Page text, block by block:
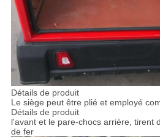
Détails de produit
Le siège peut être plié et employé
Détails de produit
l'avant et le pare-chocs arrière, tirent
de fer